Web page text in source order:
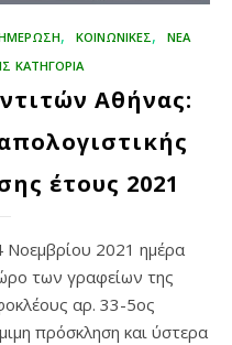
, ΚΟΙΝΩΝΙΚΈΣ,
ΝΕΑ
ΚΑΤΗΓΟΡΊΑ
Αθήνας:
έτους 2021
των γραφείων της
αρ. 33-5ος
πρόσκληση και ύστερα